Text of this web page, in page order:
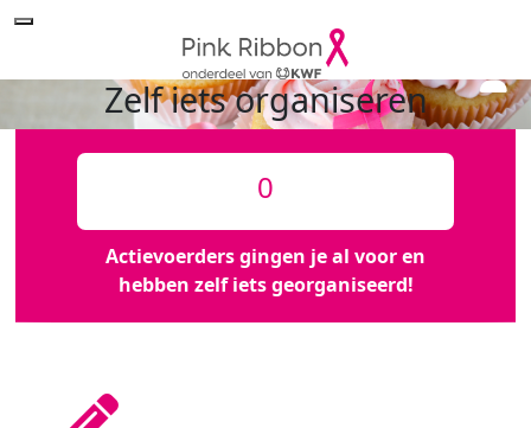
Zelf iets organiseren
0
Actievoerders gingen je al voor en
hebben zelf iets georganiseerd!